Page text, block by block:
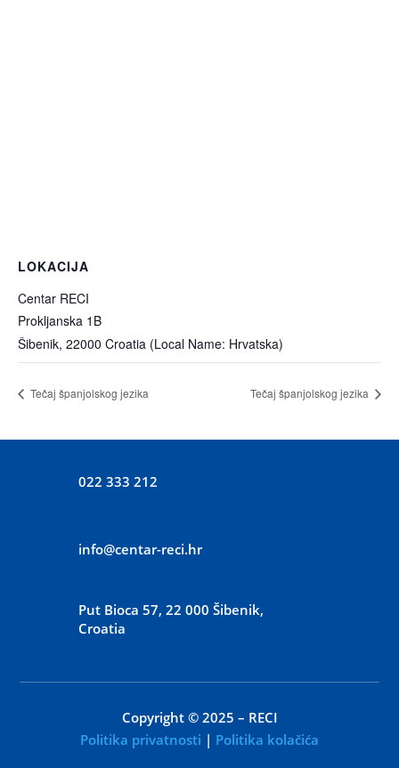
LOKACIJA
Centar RECI
Prokljanska 1B
Šibenik, 22000 Croatia (Local Name: Hrvatska)
Tečaj španjolskog jezika Tečaj španjolskog jezika
022 333 212
info@centar-reci.hr
Put Bioca 57, 22 000 Šibenik,
Croatia
Copyright © 2025 – RECI
Politika privatnosti | Politika kolačića